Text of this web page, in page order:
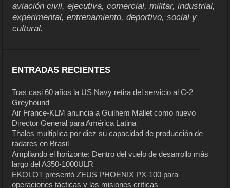
aviación civil, ejecutiva, comercial, militar, industrial,
experimental, entrenamiento, deportivo, social y
cultural.
ENTRADAS RECIENTES
Tras casi 60 años la US Navy retira del servicio al C-2
Greyhound
Air France-KLM anuncia a Guilhem Mallet como nuevo
Director General para América Latina
Thales multiplica por diez su capacidad de producción de
radares en Brasil
Ampliando el horizonte: Dentro del vuelo de desarrollo más
largo del A350-1000ULR
EKOLOT presentó ZEUS PHOENIX PX-100 para
operaciones tácticas y las misiones críticas